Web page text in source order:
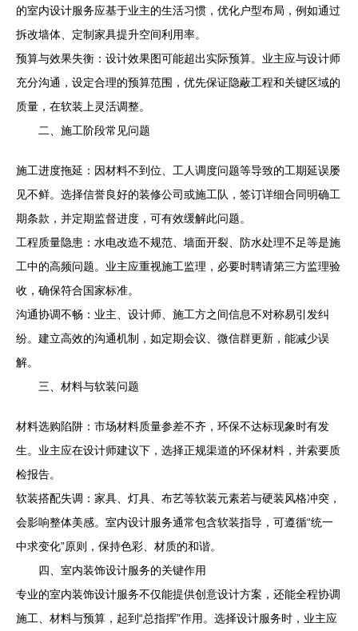
的室内设计服务应基于业主的生活习惯，优化户型布局，例如通过
拆改墙体、定制家具提升空间利用率。
预算与效果失衡：设计效果图可能超出实际预算。业主应与设计师
充分沟通，设定合理的预算范围，优先保证隐蔽工程和关键区域的
质量，在软装上灵活调整。
二、施工阶段常见问题
施工进度拖延：因材料不到位、工人调度问题等导致的工期延误屡
见不鲜。选择信誉良好的装修公司或施工队，签订详细合同明确工
期条款，并定期监督进度，可有效缓解此问题。
工程质量隐患：水电改造不规范、墙面开裂、防水处理不足等是施
工中的高频问题。业主应重视施工监理，必要时聘请第三方监理验
收，确保符合国家标准。
沟通协调不畅：业主、设计师、施工方之间信息不对称易引发纠
纷。建立高效的沟通机制，如定期会议、微信群更新，能减少误
解。
三、材料与软装问题
材料选购陷阱：市场材料质量参差不齐，环保不达标现象时有发
生。业主应在设计师建议下，选择正规渠道的环保材料，并索要质
检报告。
软装搭配失调：家具、灯具、布艺等软装元素若与硬装风格冲突，
会影响整体美感。室内设计服务通常包含软装指导，可遵循“统一
中求变化”原则，保持色彩、材质的和谐。
四、室内装饰设计服务的关键作用
专业的室内装饰设计服务不仅能提供创意设计方案，还能全程协调
施工、材料与预算，起到“总指挥”作用。选择设计服务时，业主应